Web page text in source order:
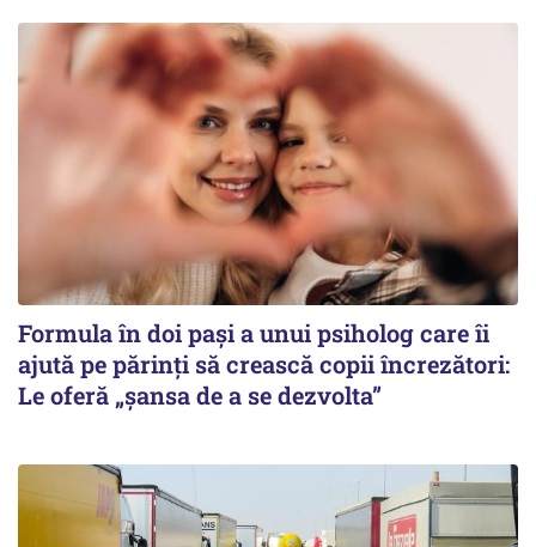
Formula în doi pași a unui psiholog care îi
ajută pe părinți să crească copii încrezători:
Le oferă „șansa de a se dezvolta”